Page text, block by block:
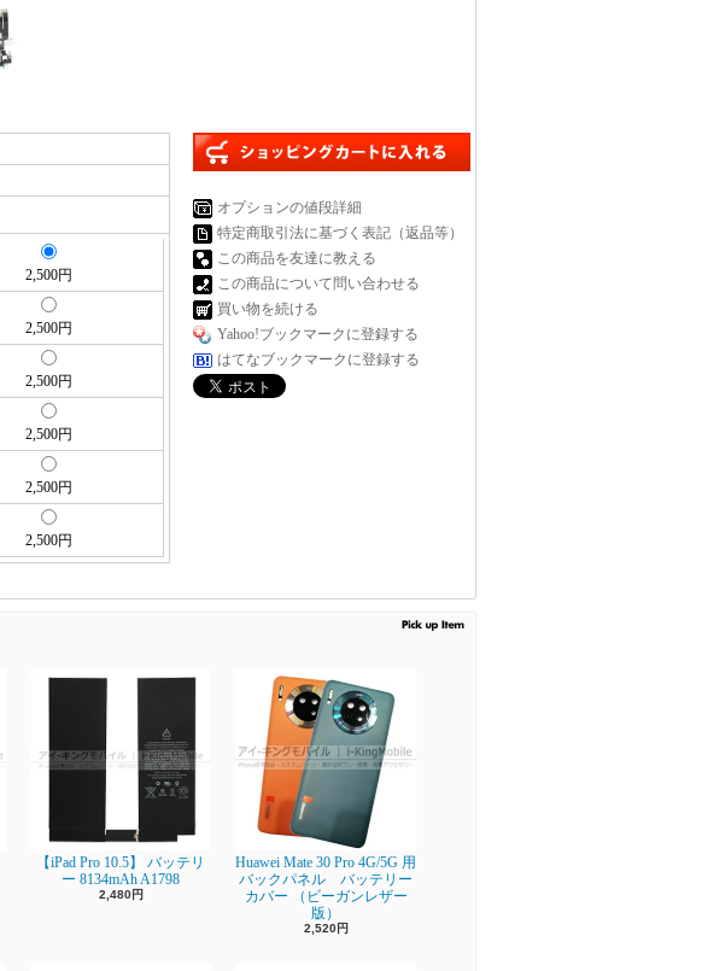
2,500円
2,500円
2,500円
2,500円
2,500円
2,500円
オプションの値段詳細
特定商取引法に基づく表記（返品等）
この商品を友達に教える
この商品について問い合わせる
買い物を続ける
Yahoo!ブックマークに登録する
はてなブックマークに登録する
【iPad Pro 10.5】 バッテリ
ー 8134mAh A1798
2,480円
Huawei Mate 30 Pro 4G/5G 用
バックパネル バッテリー
カバー （ビーガンレザー
版）
2,520円